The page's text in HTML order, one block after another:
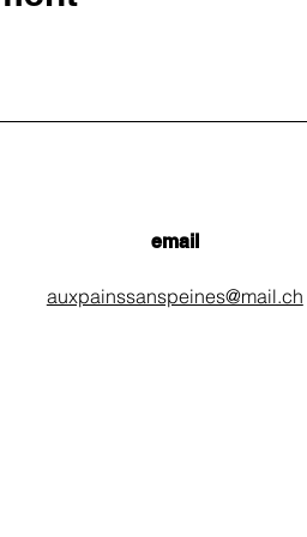
email
auxpainssanspeines@mail.ch